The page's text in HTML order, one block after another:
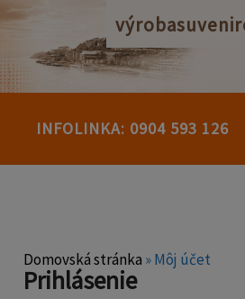
Preskočiť
obsah
INFOLINKA: 0904 593 126
Domovská stránka »Môj účet
Prihlásenie